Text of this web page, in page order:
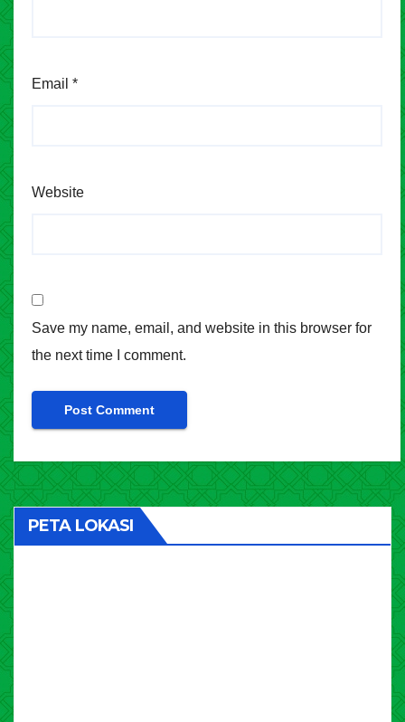
Email *
Website
Save my name, email, and website in this browser for
the next time I comment.
PETA LOKASI